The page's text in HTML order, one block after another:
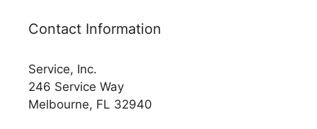
Contact Information
Service, Inc.
246 Service Way
Melbourne, FL 32940